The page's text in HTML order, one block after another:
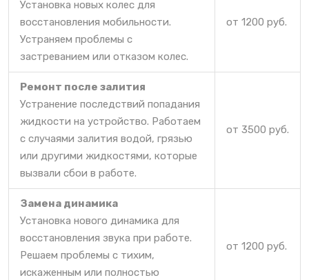
Установка новых колес для
восстановления мобильности.
Устраняем проблемы с
застреванием или отказом колес.
от 1200 руб.
Ремонт после залития
Устранение последствий попадания
жидкости на устройство. Работаем
с случаями залития водой, грязью
или другими жидкостями, которые
вызвали сбои в работе.
от 3500 руб.
Замена динамика
Установка нового динамика для
восстановления звука при работе.
Решаем проблемы с тихим,
искаженным или полностью
от 1200 руб.